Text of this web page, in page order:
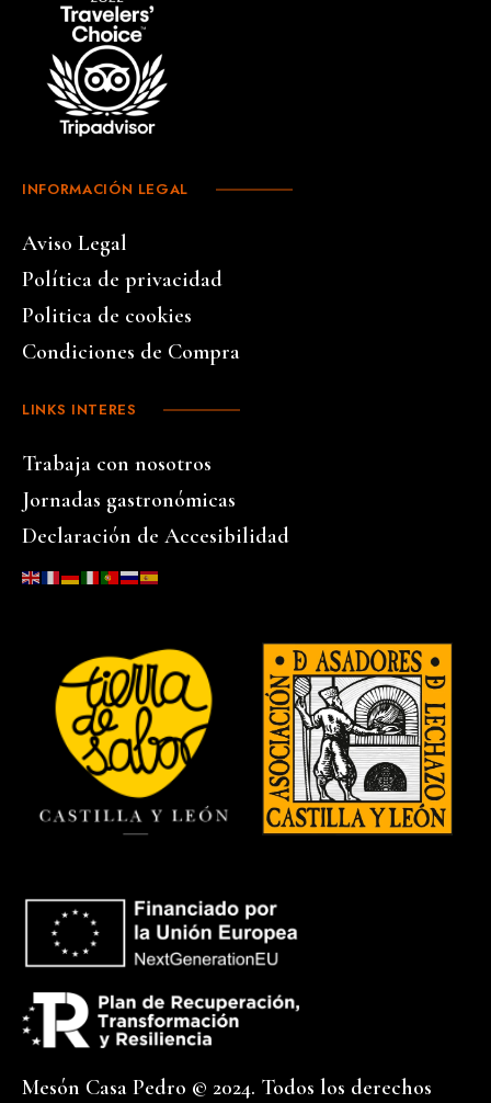
INFORMACIÓN LEGAL
Aviso Legal
Política de privacidad
Politica de cookies
Condiciones de Compra
LINKS INTERES
Trabaja con nosotros
Jornadas gastronómicas
Declaración de Accesibilidad
Mesón Casa Pedro © 2024. Todos los derechos